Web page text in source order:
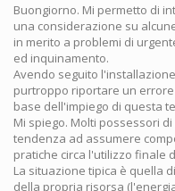
Buongiorno. Mi permetto di
una considerazione su
in merito a problemi di
ed inquinamento.
Avendo seguito
purtroppo riportare un
base dell'impiego di questa
Mi spiego. Molti possessori
tendenza ad assumere
pratiche circa l'utilizzo finale
La situazione tipica è quella
della propria risorsa